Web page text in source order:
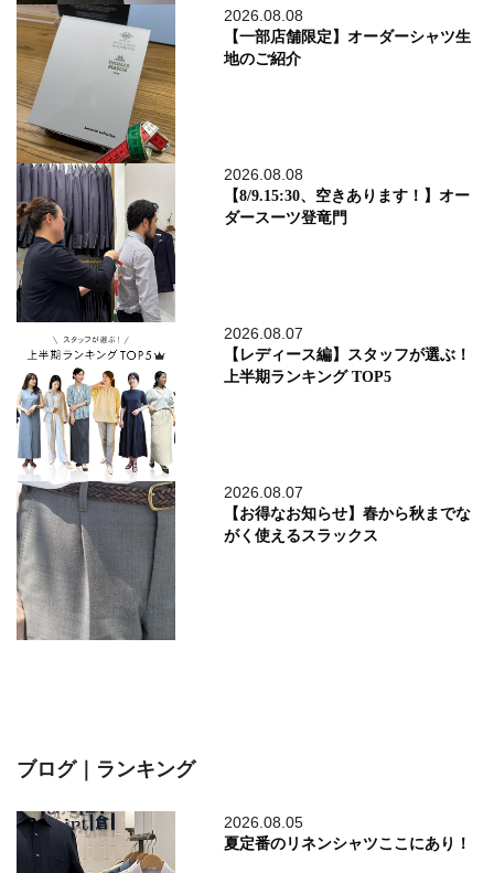
2026.08.08
【一部店舗限定】オーダーシャツ生
地のご紹介
2026.08.08
【8/9.15:30、空きあります！】オー
ダースーツ登竜門
2026.08.07
【レディース編】スタッフが選ぶ！
上半期ランキング TOP5
2026.08.07
【お得なお知らせ】春から秋までな
がく使えるスラックス
ブログ｜ランキング
2026.08.05
夏定番のリネンシャツここにあり！